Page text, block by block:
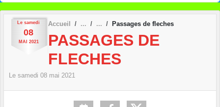
Le samedi
08
MAI 2021
Accueil Passages de fleches
PASSAGES DE
FLECHES
Le samedi 08 mai 2021